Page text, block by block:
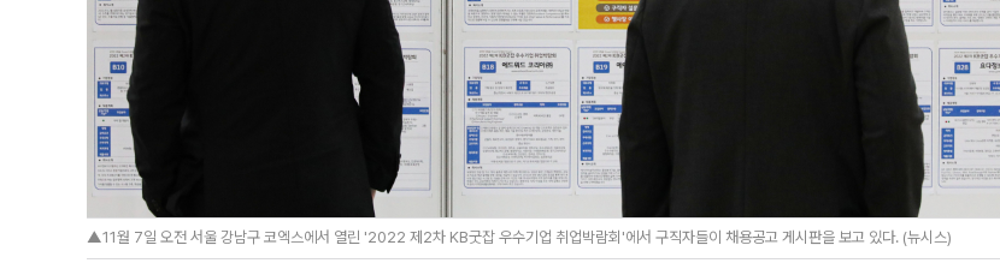
▲11월 7일 오전 서울 강남구 코엑스에서 열린 '2022 제2차 KB굿잡 우수기업 취업박람회'에서 구직자들이 채용공고 게시판을 보고 있다. (뉴시스)